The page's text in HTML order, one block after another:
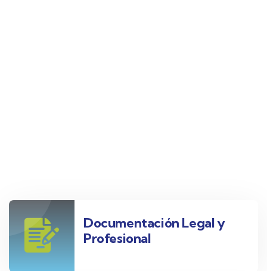
Documentación Legal y
Profesional